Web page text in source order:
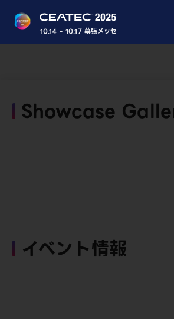
10.14 - 10.17 幕張メッセ
Showcase
イベント情報